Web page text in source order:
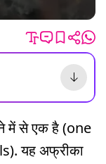
में से एक है (one
यह अफ्रीका